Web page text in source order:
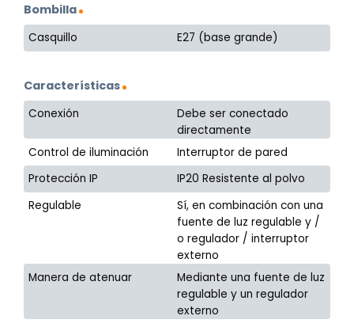
Bombilla
Casquillo E27 (base grande)
Características
Conexión
Debe ser conectado
directamente
Control de iluminación
Interruptor de pared
Protección IP
IP20 Resistente al polvo
Regulable
Sí, en combinación con una
fuente de luz regulable y /
o regulador / interruptor
externo
Manera de atenuar
Mediante una fuente de luz
regulable y un regulador
externo